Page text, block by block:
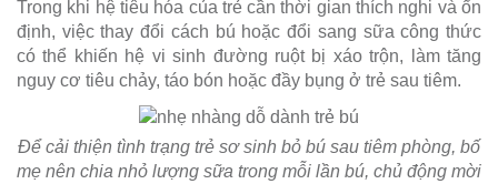
Trong khi hệ tiêu hóa của trẻ cần thời gian thích nghi và ổn
định, việc thay đổi cách bú hoặc đổi sang sữa công thức
có thể khiến hệ vi sinh đường ruột bị xáo trộn, làm tăng
nguy cơ tiêu chảy, táo bón hoặc đầy bụng ở trẻ sau tiêm.
Để cải thiện tình trạng trẻ sơ sinh bỏ bú sau tiêm phòng, bố
mẹ nên chia nhỏ lượng sữa trong mỗi lần bú, chủ động mời